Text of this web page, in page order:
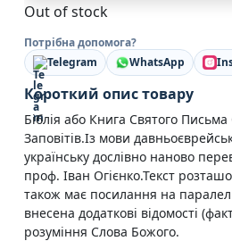
Out of stock
Потрібна допомога?
Telegram
WhatsApp
Короткий опис товару
Біблія або Книга Святого
Заповітів.Із мови
українську дослівно наново
проф. Іван Огієнко.Текст
також має посилання на
внесена додаткові відомості
розуміння Слова Божого.